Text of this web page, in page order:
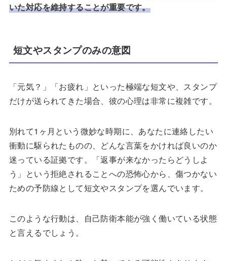
いた対応を維持することが重要です。
短文やスタンプのみの意図
「元気？」「お疲れ」といった極端な短文や、スタンプ
だけが送られてきた場合、彼の心理は非常に複雑です。
別れて1ヶ月という微妙な時期に、あなたに連絡したい
衝動に駆られたものの、どんな言葉をかければ良いのか
迷っている証拠です。「返事が来なかったらどうしよ
う」という拒絶されることへの恐怖心から、傷つかない
ための予防線として短文やスタンプを選んでいます。
このような行動は、自己防衛本能が強く働いている状態
と言えるでしょう。